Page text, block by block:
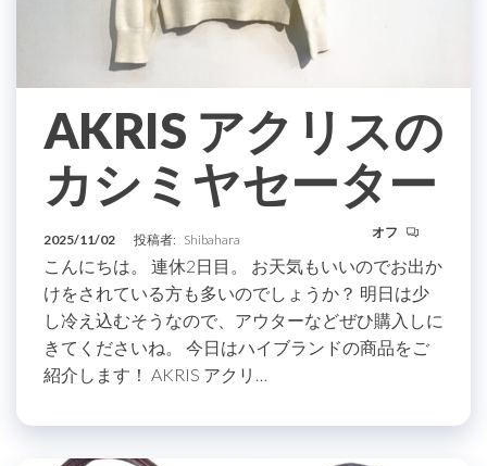
AKRIS アクリスの
カシミヤセーター
2025/11/02 投稿者: Shibahara オフ
こんにちは。 連休2日目。 お天気もいいのでお出か
けをされている方も多いのでしょうか？ 明日は少
し冷え込むそうなので、アウターなどぜひ購入しに
きてくださいね。 今日はハイブランドの商品をご
紹介します！ AKRIS アクリ…